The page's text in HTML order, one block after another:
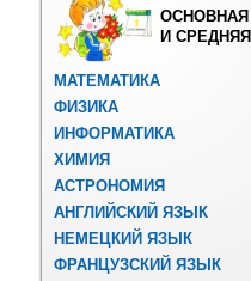
ОСНОВНАЯ
И СРЕДНЯЯ
МАТЕМАТИКА
ФИЗИКА
ИНФОРМАТИКА
ХИМИЯ
АСТРОНОМИЯ
АНГЛИЙСКИЙ ЯЗЫК
НЕМЕЦКИЙ ЯЗЫК
ФРАНЦУЗСКИЙ ЯЗЫК